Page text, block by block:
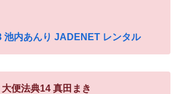
池内あんり JADENET レンタル
大便法典14 真田まき